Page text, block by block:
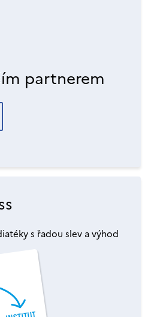
partnerem
s řadou slev a výhod